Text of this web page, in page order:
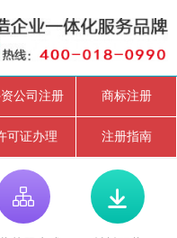
公司注册 商标注册
可证办理 注册指南
 